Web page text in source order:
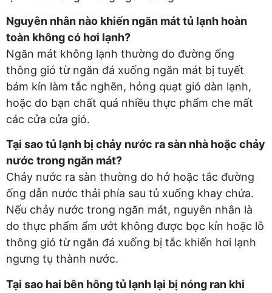
Nguyên nhân nào khiến ngăn mát tủ lạnh hoàn
toàn không có hơi lạnh?
Ngăn mát không lạnh thường do đường ống
thông gió từ ngăn đá xuống ngăn mát bị tuyết
bám kín làm tắc nghẽn, hỏng quạt gió dàn lạnh,
hoặc do bạn chất quá nhiều thực phẩm che mất
các cửa cửa gió.
Tại sao tủ lạnh bị chảy nước ra sàn nhà hoặc chảy
nước trong ngăn mát?
Chảy nước ra sàn thường do hở hoặc tắc đường
ống dẫn nước thải phía sau tủ xuống khay chứa.
Nếu chảy nước trong ngăn mát, nguyên nhân là
do thực phẩm ẩm ướt không được bọc kín hoặc lỗ
thông gió từ ngăn đá xuống bị tắc khiến hơi lạnh
ngưng tụ thành nước.
Tại sao hai bên hông tủ lạnh lại bị nóng ran khi